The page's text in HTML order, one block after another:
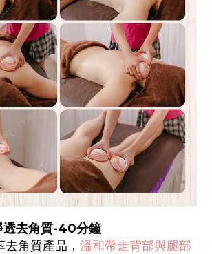
透去角質-40分鐘
角質產品， 溫和帶走背部與腿部